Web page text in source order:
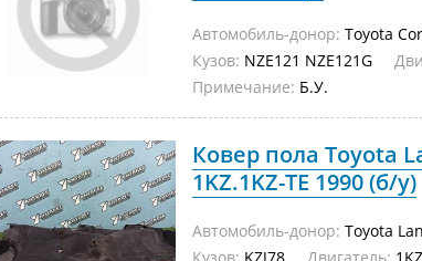
Автомобиль-донор: Toyota
Кузов: NZE121 NZE121G
Примечание: Б.У.
Ковер пола Toyota
1KZ.1KZ-TE 1990 (б/у)
Автомобиль-донор: Toyota